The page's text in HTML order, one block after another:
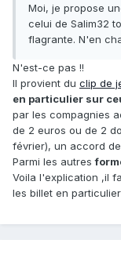
Moi, je propose
celui de Salim32
flagrante. N'en
N'est-ce pas !!
Il provient du clip de
en particulier sur
par les compagnies
de 2 euros ou de 2
février), un accord
Parmi les autres
Voila l'explication ,il
les billet en